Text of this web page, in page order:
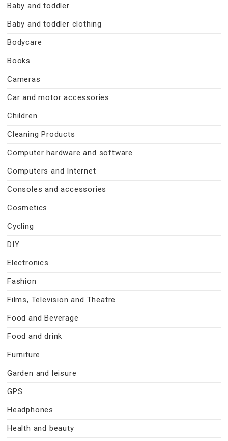
Baby and toddler
Baby and toddler clothing
Bodycare
Books
Cameras
Car and motor accessories
Children
Cleaning Products
Computer hardware and software
Computers and Internet
Consoles and accessories
Cosmetics
Cycling
DIY
Electronics
Fashion
Films, Television and Theatre
Food and Beverage
Food and drink
Furniture
Garden and leisure
GPS
Headphones
Health and beauty